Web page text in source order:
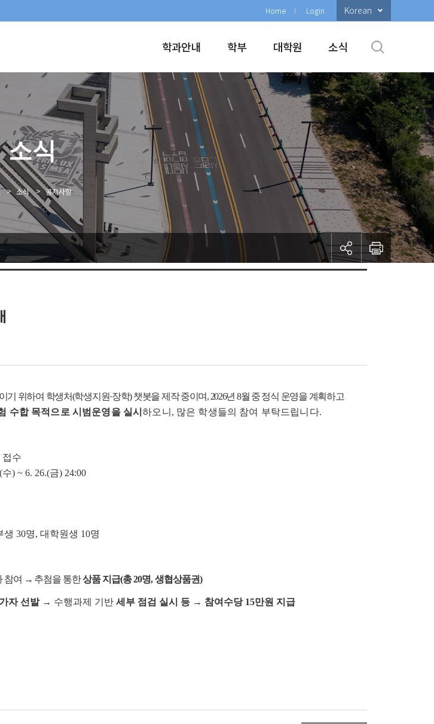
Home Login Korean
학과안내 학부 대학원 소식
소식
> 소식 > 공지사항
위하여 학생처(학생지원·장학) 챗봇을 제작 중이며, 2026년 8월 중 정식 운영을 계획하고
수합 목적으로 시범운영을 실시하오니, 많은 학생들의 참여 부탁드립니다.
접수
) ~ 6. 26.(금) 24:00
30명, 대학원생 10명
참여 → 추첨을 통한상품 지급(총 20명, 생협상품권)
자 선발→ 수행과제 기반 세부 점검 실시 등 → 참여수당 15만원 지급